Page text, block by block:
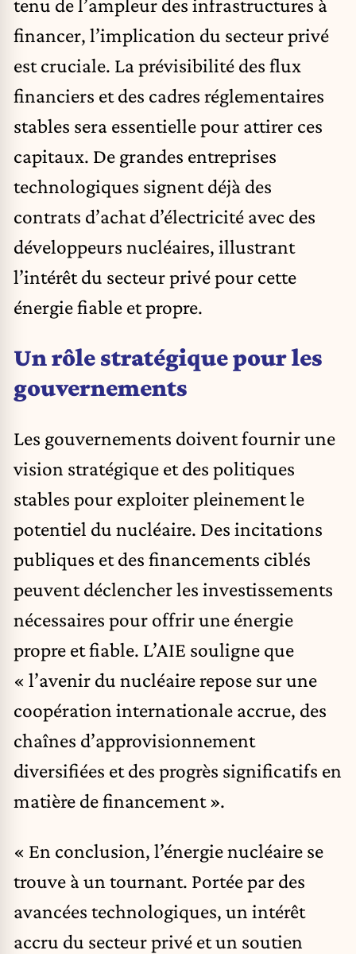
tenu de l’ampleur des infrastructures à
financer, l’implication du secteur privé
est cruciale. La prévisibilité des flux
financiers et des cadres réglementaires
stables sera essentielle pour attirer ces
capitaux. De grandes entreprises
technologiques signent déjà des
contrats d’achat d’électricité avec des
développeurs nucléaires, illustrant
l’intérêt du secteur privé pour cette
énergie fiable et propre.
Un rôle stratégique pour les
gouvernements
Les gouvernements doivent fournir une
vision stratégique et des politiques
stables pour exploiter pleinement le
potentiel du nucléaire. Des incitations
publiques et des financements ciblés
peuvent déclencher les investissements
nécessaires pour offrir une énergie
propre et fiable. L’AIE souligne que
« l’avenir du nucléaire repose sur une
coopération internationale accrue, des
chaînes d’approvisionnement
diversifiées et des progrès significatifs en
matière de financement ».
« En conclusion, l’énergie nucléaire se
trouve à un tournant. Portée par des
avancées technologiques, un intérêt
accru du secteur privé et un soutien